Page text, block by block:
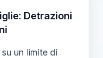
Detrazioni
su un limite di